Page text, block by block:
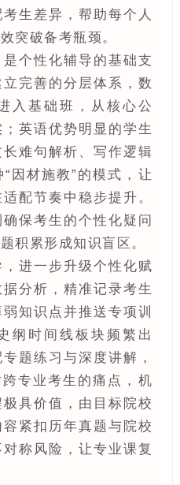
生差异，帮助每个人
突破备考瓶颈。
个性化辅导的基础支
完善的分层体系，数
入基础班，从核心公
英语优势明显的学生
难句解析、写作逻辑
因材施教”的模式，让
配节奏中稳步提升。
保考生的个性化疑问
积累形成知识盲区。
进一步升级个性化赋
分析，精准记录考生
知识点并推送专项训
纲时间线板块频繁出
题练习与深度讲解，
专业考生的痛点，机
具价值，由目标院校
紧扣历年真题与院校
称风险，让专业课复